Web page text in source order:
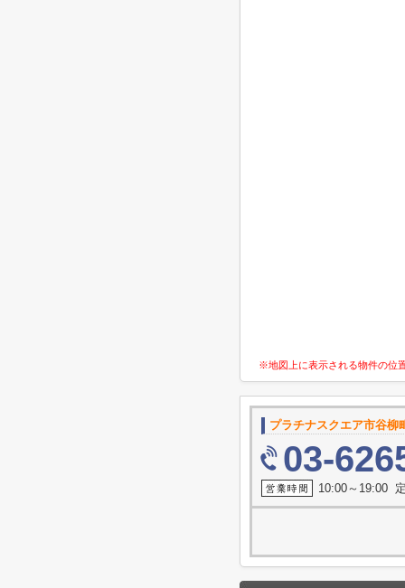
※地図上に表示される物件の位
プラチナスクエア市谷柳
03-
10:00～19:00